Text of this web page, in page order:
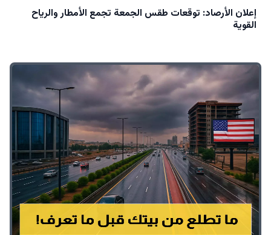
إعلان الأرصاد: توقعات طقس الجمعة تجمع الأمطار والرياح
القوية